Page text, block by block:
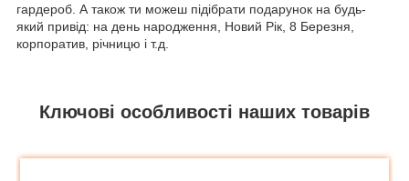
гардероб. А також ти можеш підібрати подарунок на будь-
який привід: на день народження, Новий Рік, 8 Березня,
корпоратив, річницю і т.д.
Ключові особливості наших товарів